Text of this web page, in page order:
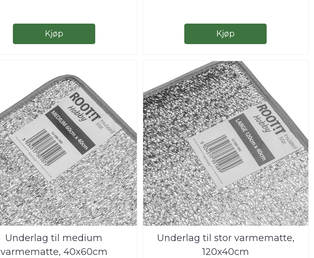
Kjøp Kjøp
Underlag til medium
varmematte, 40x60cm
Underlag til stor varmematte,
120x40cm